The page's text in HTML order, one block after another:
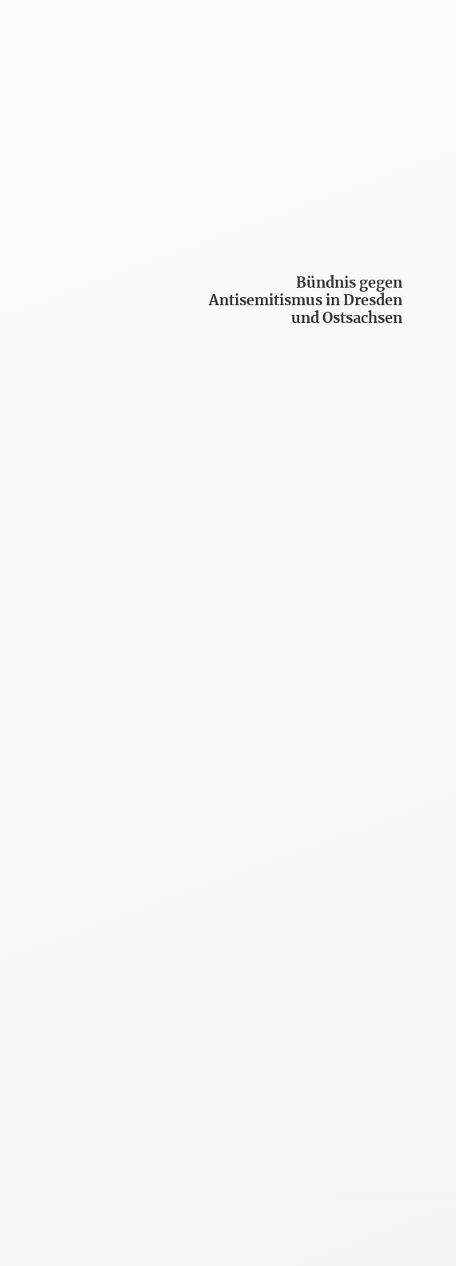
Bündnis gegen
Antisemitismus in Dresden
und Ostsachsen